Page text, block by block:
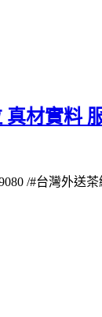
真材實料
/#台灣外送